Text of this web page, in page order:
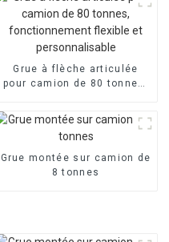
Grue à flèche articulée
pour camion de 80 tonnes,
personnalisable
Grue montée sur camion de
8 tonnes